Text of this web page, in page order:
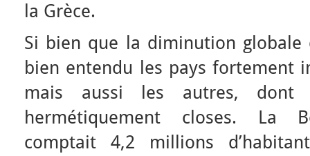
la Grèce.
Si bien que la diminution
bien entendu les pays fortement
mais aussi les autres, dont
hermétiquement closes. La
comptait 4,2 millions